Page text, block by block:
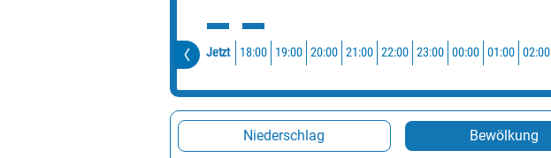
Jetzt 18:00 19:00 20:00 21:00 22:00 23:00 00:00 01:00 02:00
Niederschlag Bewölkung